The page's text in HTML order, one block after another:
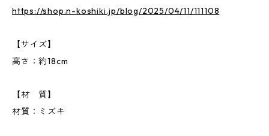
https://shop.n-koshiki.jp/blog/2025/04/11/111108
【サイズ】
高さ：約18cm
【材 質】
材質：ミズキ